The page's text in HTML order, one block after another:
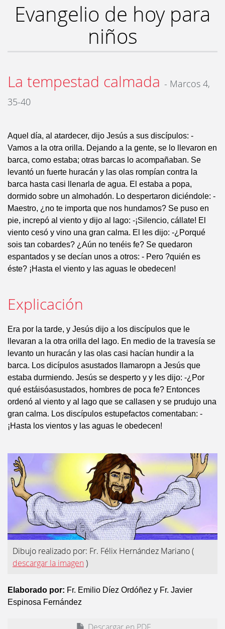
Evangelio de hoy para
niños
La tempestad calmada - Marcos 4,
35-40
Aquel día, al atardecer, dijo Jesús a sus discípulos: -
Vamos a la otra orilla. Dejando a la gente, se lo llevaron en
barca, como estaba; otras barcas lo acompañaban. Se
levantó un fuerte huracán y las olas rompían contra la
barca hasta casi llenarla de agua. El estaba a popa,
dormido sobre un almohadón. Lo despertaron diciéndole: -
Maestro, ¿no te importa que nos hundamos? Se puso en
pie, increpó al viento y dijo al lago: -¡Silencio, cállate! El
viento cesó y vino una gran calma. El les dijo: -¿Porqué
sois tan cobardes? ¿Aún no tenéis fe? Se quedaron
espantados y se decían unos a otros: - Pero ?quién es
éste? ¡Hasta el viento y las aguas le obedecen!
Explicación
Era por la tarde, y Jesús dijo a los discípulos que le
llevaran a la otra orilla del lago. En medio de la travesía se
levanto un huracán y las olas casi hacían hundir a la
barca. Los dicípulos asustados llamaropn a Jesús que
estaba durmiendo. Jesús se desperto y y les dijo: -¿Por
qué estáisóasustados, hombres de poca fe? Entonces
ordenó al viento y al lago que se callasen y se prudujo una
gran calma. Los discípulos estupefactos comentaban: -
¡Hasta los vientos y las aguas le obedecen!
Dibujo realizado por: Fr. Félix Hernández Mariano(
descargar la imagen )
Elaborado por: Fr. Emilio Díez Ordóñez y Fr. Javier
Espinosa Fernández